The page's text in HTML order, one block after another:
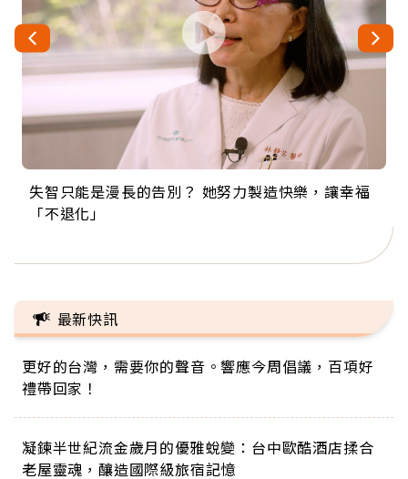
失智只能是漫長的告別？ 她努力製造快樂，讓幸福
「不退化」
來自剛果的巧克力神父 為台灣奉獻36年 「台灣是我
的家，我連作夢都講台語！」
63歲卸矽谷副總、搬回台灣找快樂！「蛋黃哥小
丑」走進安養院，逗樂上萬爺奶：退休後才開始真
104歲打破金氏世界紀錄 成為全球最年長羽球選
手，分享長壽的秘密原來是「這個」
事業巔峰他選擇追夢…黑手阿伯拉小提琴還登上小
巨蛋！連CNN都大讚！
最新快訊
更好的台灣，需要你的聲音。響應今周倡議，百項好
禮帶回家！
凝鍊半世紀流金歲月的優雅蛻變：台中歐酷酒店揉合
老屋靈魂，釀造國際級旅宿記憶